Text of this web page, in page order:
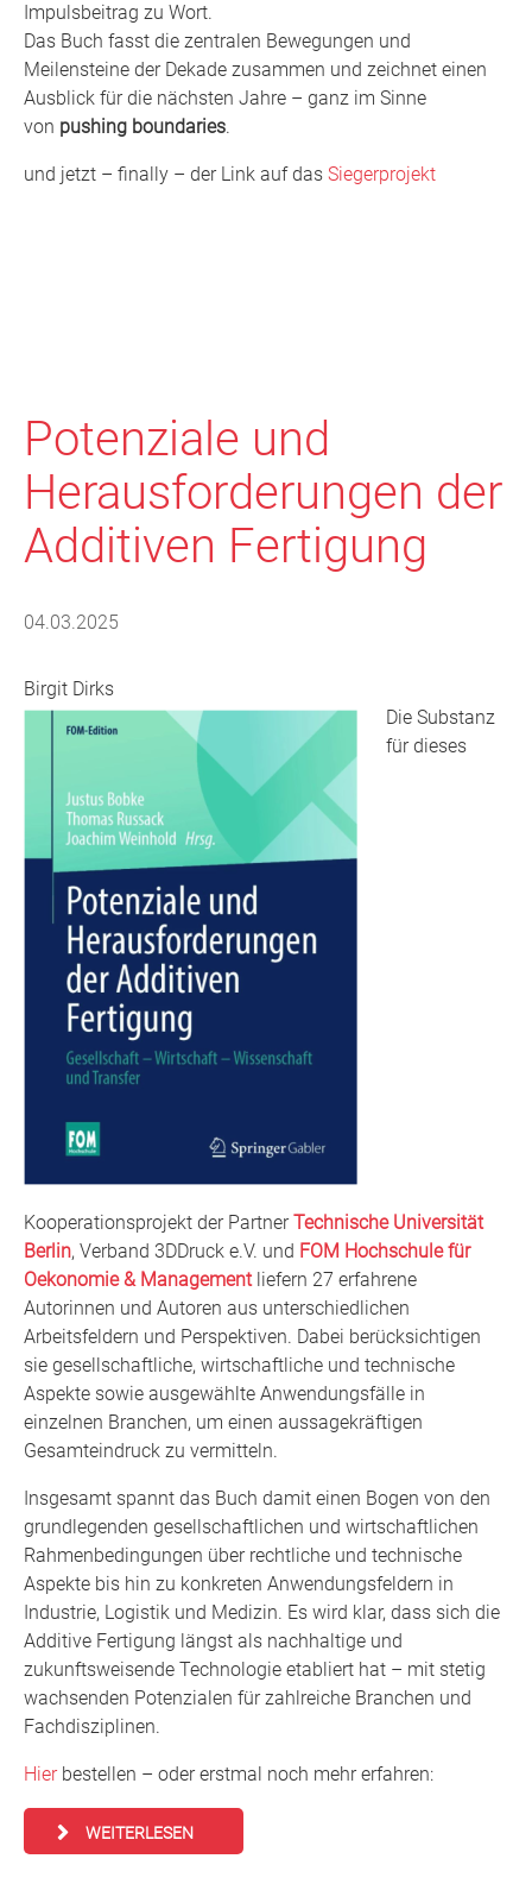
Impulsbeitrag zu Wort.
Das Buch fasst die zentralen Bewegungen und
Meilensteine der Dekade zusammen und zeichnet einen
Ausblick für die nächsten Jahre – ganz im Sinne
von pushing boundaries.
und jetzt – finally – der Link auf das Siegerprojekt
Potenziale und
Herausforderungen der
Additiven Fertigung
04.03.2025
Birgit Dirks
Die Substanz
für dieses
Kooperationsprojekt der PartnerTechnische Universität
Berlin, Verband 3DDruck e.V. und FOM Hochschule für
Oekonomie & Managementliefern 27 erfahrene
Autorinnen und Autoren aus unterschiedlichen
Arbeitsfeldern und Perspektiven. Dabei berücksichtigen
sie gesellschaftliche, wirtschaftliche und technische
Aspekte sowie ausgewählte Anwendungsfälle in
einzelnen Branchen, um einen aussagekräftigen
Gesamteindruck zu vermitteln.
Insgesamt spannt das Buch damit einen Bogen von den
grundlegenden gesellschaftlichen und wirtschaftlichen
Rahmenbedingungen über rechtliche und technische
Aspekte bis hin zu konkreten Anwendungsfeldern in
Industrie, Logistik und Medizin. Es wird klar, dass sich die
Additive Fertigung längst als nachhaltige und
zukunftsweisende Technologie etabliert hat – mit stetig
wachsenden Potenzialen für zahlreiche Branchen und
Fachdisziplinen.
Hierbestellen – oder erstmal noch mehr erfahren:
WEITERLESEN